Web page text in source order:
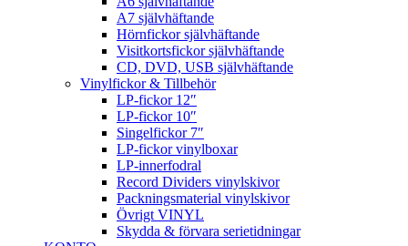
A7 självhäftande
Hörnfickor självhäftande
Visitkortsfickor självhäftande
CD, DVD, USB självhäftande
Vinylfickor & Tillbehör
LP-fickor 12″
LP-fickor 10″
Singelfickor 7″
LP-fickor vinylboxar
LP-innerfodral
Record Dividers vinylskivor
Packningsmaterial vinylskivor
Övrigt VINYL
Skydda & förvara serietidningar